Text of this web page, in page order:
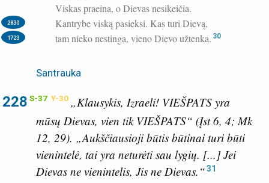
Viskas praeina, o Dievas nesikeičia.
2830
Kantrybe viską pasieksi. Kas turi Dievą,
tam nieko nestinga, vieno Dievo užtenka. 30
1723
Santrauka
228 S-37 Y-30 „Klausykis, Izraeli! VIEŠPATS yra
mūsų Dievas, vien tik VIEŠPATS“ (Įst 6, 4; Mk
12, 29). „Aukščiausioji būtis būtinai turi būti
vienintelė, tai yra neturėti sau lygių. [...] Jei
Dievas ne vienintelis, Jis ne Dievas.“31